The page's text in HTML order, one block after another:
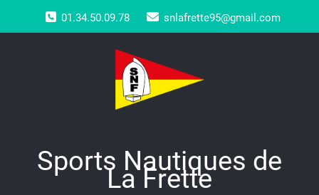
content
01.34.50.09.78 snlafrette95@gmail.com
Sports Nautiques de
La Frette